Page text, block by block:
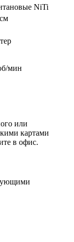
NiTi
мин
или
картами
в офис.